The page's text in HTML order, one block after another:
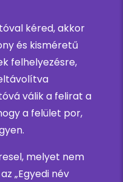
kéred, akkor
és kisméretű
felhelyezésre,
válik a felirat a
a felület por,
melyet nem
„Egyedi név